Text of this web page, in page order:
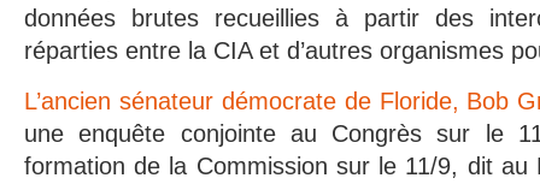
données brutes recueillies à partir des
réparties entre la CIA et d’autres organismes
L’ancien sénateur démocrate de Floride, Bob
une enquête conjointe au Congrès sur le
formation de la Commission sur le 11/9, dit au